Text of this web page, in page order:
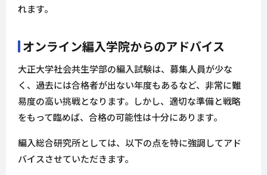
れます。
オンライン編入学院からのアドバイス
大正大学社会共生学部の編入試験は、募集人員が少な
く、過去には合格者が出ない年度もあるなど、非常に難
易度の高い挑戦となります。しかし、適切な準備と戦略
をもって臨めば、合格の可能性は十分にあります。
編入総合研究所としては、以下の点を特に強調してアド
バイスさせていただきます。